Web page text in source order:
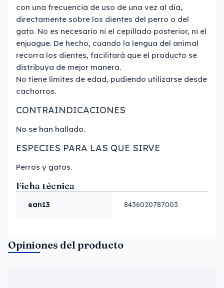
con una frecuencia de uso de una vez al día,
directamente sobre los dientes del perro o del
gato. No es necesario ni el cepillado posterior, ni el
enjuague. De hecho, cuando la lengua del animal
recorra los dientes, facilitará que el producto se
distribuya de mejor manera.
No tiene límites de edad, pudiendo utilizarse desde
cachorros.
CONTRAINDICACIONES
No se han hallado.
ESPECIES PARA LAS QUE SIRVE
Perros y gatos.
Ficha técnica
ean13 8436020787003
Opiniones del producto